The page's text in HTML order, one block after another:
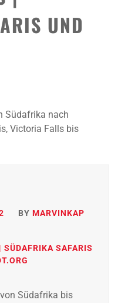
UND
Südafrika nach
Victoria Falls bis
BY MARVINKAP
SAFARIS
Südafrika bis